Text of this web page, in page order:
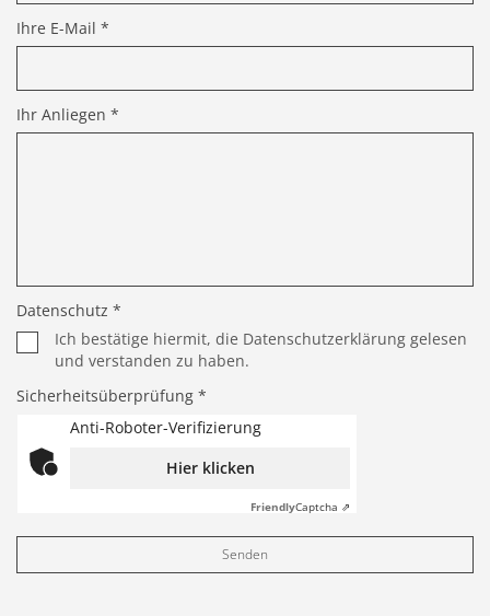
Ihre E-Mail *
Ihr Anliegen *
Datenschutz *
Ich bestätige hiermit, die Datenschutzerklärung gelesen
und verstanden zu haben.
Sicherheitsüberprüfung *
Anti-Roboter-Verifizierung
Hier klicken
FriendlyCaptcha ⇗